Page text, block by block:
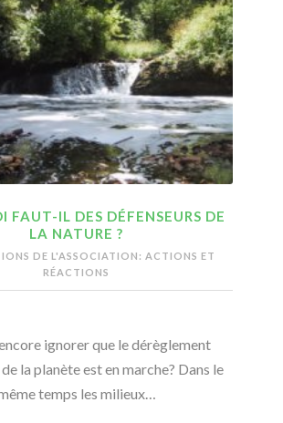
FAUT-IL DES DÉFENSEURS DE
LA NATURE ?
DE L'ASSOCIATION: ACTIONS ET
RÉACTIONS
ignorer que le dérèglement
la planète est en marche? Dans le
temps les milieux…